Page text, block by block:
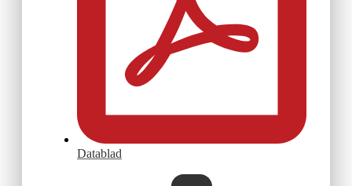
Datablad